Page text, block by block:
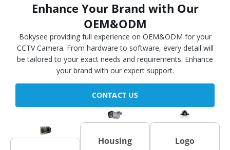
Enhance Your Brand with Our
OEM&ODM
Bokysee providing full experience on OEM&ODM for your
CCTV Camera. From hardware to software, every detail will
be tailored to your exact needs and requirements. Enhance
your brand with our expert support.
CONTACT US
Housing
Logo